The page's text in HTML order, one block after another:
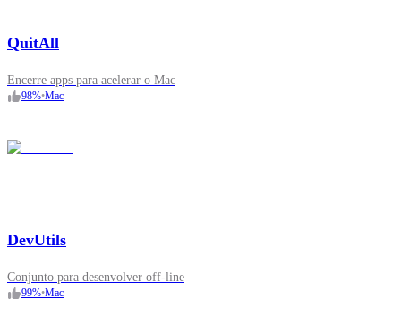
QuitAll
Encerre apps para acelerar o Mac
98%•Mac
DevUtils
Conjunto para desenvolver off‑line
99%•Mac